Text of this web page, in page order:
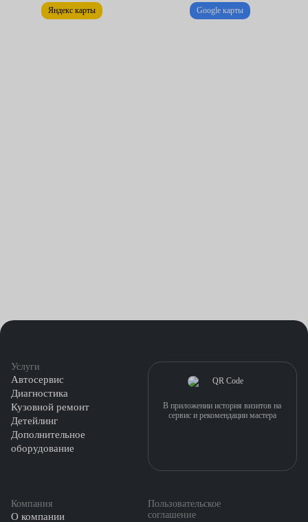
создавать владельцам лишние хлопоты);
Яндекс карты Google карты
Услуги
Автосервис
Диагностика
Кузовной ремонт
Детейлинг
Дополнительное
оборудование
Компания
О компании
Пользовательское
соглашение
В приложении история визитов на
сервис и рекомендации мастера